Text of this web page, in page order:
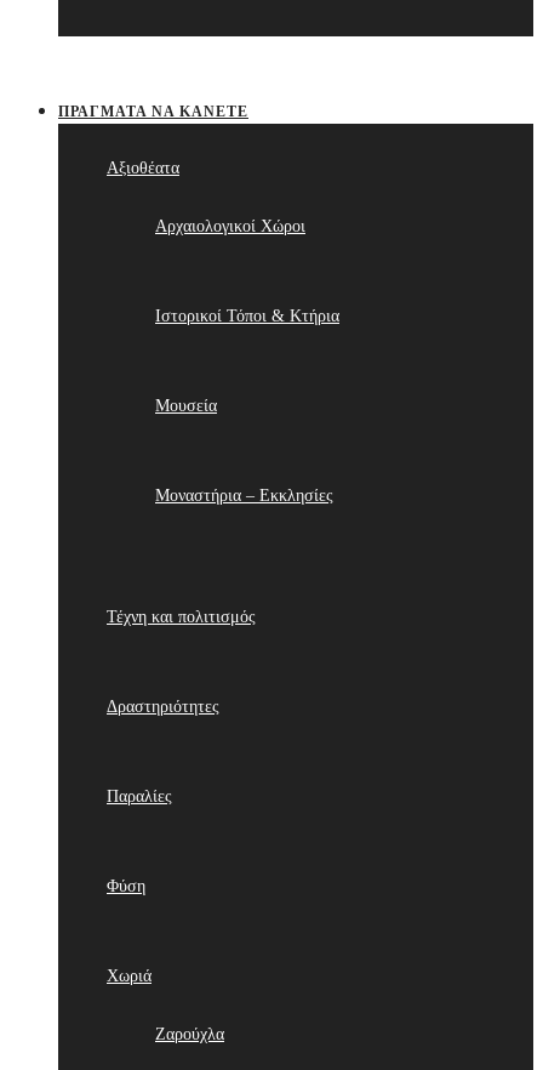
ΠΡΆΓΜΑΤΑ ΝΑ ΚΆΝΕΤΕ
Αξιοθέατα
Αρχαιολογικοί Χώροι
Ιστορικοί Τόποι & Κτήρια
Μουσεία
Μοναστήρια – Εκκλησίες
Τέχνη και πολιτισμός
Δραστηριότητες
Παραλίες
Φύση
Χωριά
Ζαρούχλα